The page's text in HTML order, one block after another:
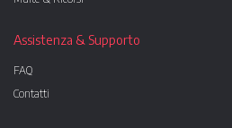
Assistenza & Supporto
FAQ
Contatti